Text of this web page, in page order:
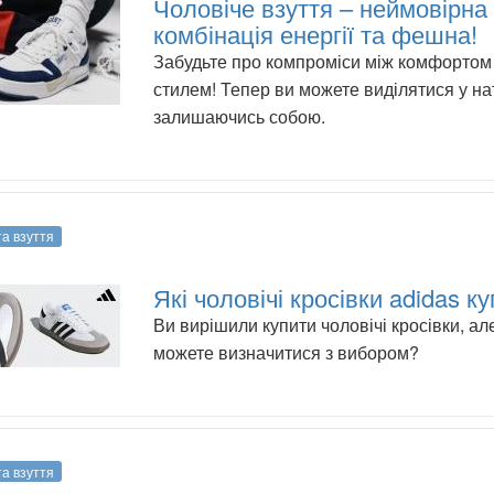
Чоловіче взуття – неймовірна
комбінація енергії та фешна!
Забудьте про компроміси між
стилем! Тепер ви можете виділятися у
залишаючись собою.
взуття
Які чоловічі кросівки adidas
Ви вирішили купити чоловічі кросівки,
можете визначитися з вибором?
взуття